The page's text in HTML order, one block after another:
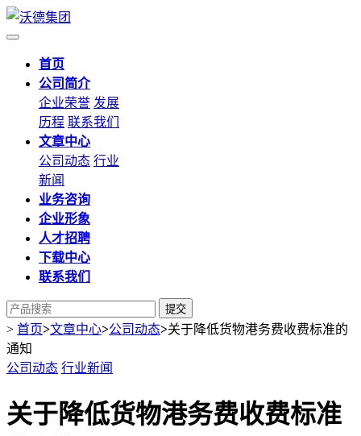
首页
公司简介
企业荣誉 发展
历程 联系我们
文章中心
公司动态 行业
新闻
业务咨询
企业形象
人才招聘
下载中心
联系我们
提交
> 首页>文章中心>公司动态>关于降低货物港务费收费标准的
通知
公司动态 行业新闻
关于降低货物港务费收费标准